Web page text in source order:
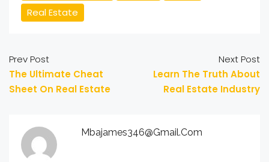
Real Estate
Prev Post
The Ultimate Cheat
Sheet On Real Estate
Next Post
Learn The Truth About
Real Estate Industry
Mbajames346@gmail.com